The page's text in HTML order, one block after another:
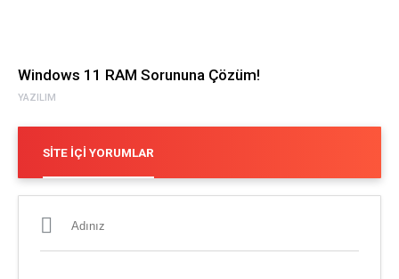
YAZILIM
Windows 11 RAM Sorununa Çözüm!
SITE İÇI YORUMLAR